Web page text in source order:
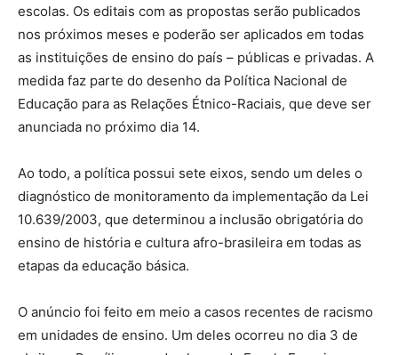
escolas. Os editais com as propostas serão publicados
nos próximos meses e poderão ser aplicados em todas
as instituições de ensino do país – públicas e privadas. A
medida faz parte do desenho da Política Nacional de
Educação para as Relações Étnico-Raciais, que deve ser
anunciada no próximo dia 14.
Ao todo, a política possui sete eixos, sendo um deles o
diagnóstico de monitoramento da implementação da Lei
10.639/2003, que determinou a inclusão obrigatória do
ensino de história e cultura afro-brasileira em todas as
etapas da educação básica.
O anúncio foi feito em meio a casos recentes de racismo
em unidades de ensino. Um deles ocorreu no dia 3 de